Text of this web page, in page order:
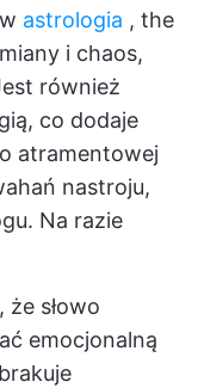
astrologia , the
i chaos,
również
co dodaje
atramentowej
nastroju,
Na razie
słowo
emocjonalną